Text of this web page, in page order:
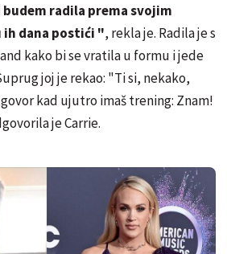
radila prema svojim
dana postići ", rekla je. Radila je s
kako bi se vratila u formu i jede
joj je rekao: "Ti si, nekako,
kad ujutro imaš trening: Znam!
je Carrie.